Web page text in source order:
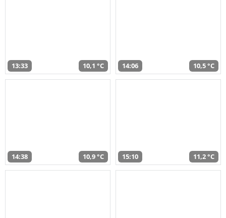
13:33 10,1 °C 14:06 10,5 °C
14:38 10,9 °C 15:10 11,2 °C